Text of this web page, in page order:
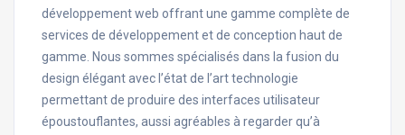
développement web offrant une gamme complète de
services de développement et de conception haut de
gamme. Nous sommes spécialisés dans la fusion du
design élégant avec l’état de l’art technologie
permettant de produire des interfaces utilisateur
époustouflantes, aussi agréables à regarder qu’à